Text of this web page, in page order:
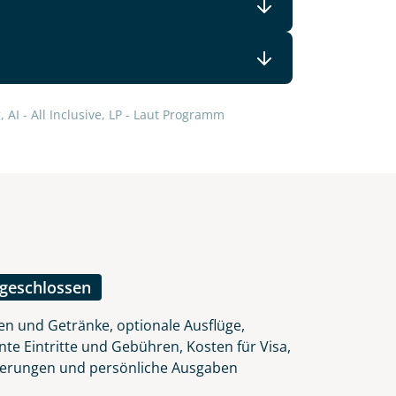
AI - All Inclusive, LP - Laut Programm
und Getränke, optionale Ausflüge,
Eintritte und Gebühren, Kosten für Visa,
und persönliche Ausgaben
erklären Sie, dass Sie die